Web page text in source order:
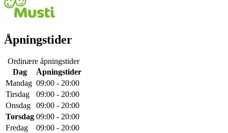
Åpningstider
Ordinære åpningstider
Dag
Åpningstider
Mandag 09:00 - 20:00
Tirsdag
09:00 - 20:00
Onsdag
09:00 - 20:00
Torsdag 09:00 - 20:00
Fredag
09:00 - 20:00